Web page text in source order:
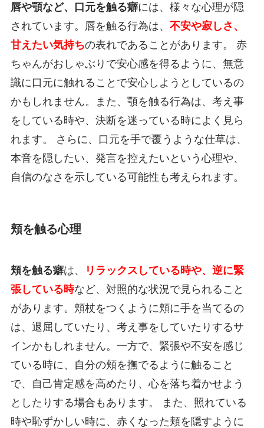
唇や顎など、口元を触る癖には、様々な心理が隠
されています。唇を触る行為は、 不安や寂しさ、
甘えたい気持ちの表れであることがあります。 赤
ちゃんがおしゃぶりで安心感を得るように、無意
識に口元に触れることで安心しようとしているの
かもしれません。また、顎を触る行為は、考え事
をしている時や、決断を迷っている時によく見ら
れます。 さらに、口元を手で覆うような仕草は、
本音を隠したい、発言を控えたいという心理や、
自信のなさを示している可能性も考えられます。
頬を触る心理
頬を触る癖は、
リラックスしている時や、逆に緊
張している時など、対照的な状況で見られること
があります。頬杖をつくように頬に手を当てるの
は、退屈していたり、考え事をしていたりするサ
インかもしれません。一方で、緊張や不安を感じ
ている時に、自分の頬を撫でるように触ること
で、自己肯定感を高めたり、心を落ち着かせよう
としたりする場合もあります。 また、照れている
時や恥ずかしい時に、赤くなった頬を隠すように